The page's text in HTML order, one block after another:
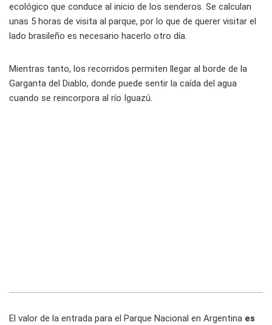
ecológico que conduce al inicio de los senderos. Se calculan
unas 5 horas de visita al parque, por lo que de querer visitar el
lado brasileño es necesario hacerlo otro día.
Mientras tanto, los recorridos permiten llegar al borde de la
Garganta del Diablo, donde puede sentir la caída del agua
cuando se reincorpora al río Iguazú.
El valor de la entrada para el Parque Nacional en Argentina es